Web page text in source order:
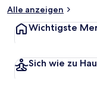
Alle anzeigen
Wichtigste
Sich wie zu